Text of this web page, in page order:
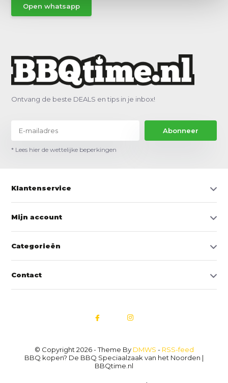
Open whatsapp
Ontvang de beste DEALS en tips in je inbox!
Abonneer
* Lees hier de wettelijke beperkingen
Klantenservice
Mijn account
Categorieën
Contact
© Copyright 2026 - Theme By DMWS - RSS-feed
BBQ kopen? De BBQ Speciaalzaak van het Noorden |
BBQtime.nl